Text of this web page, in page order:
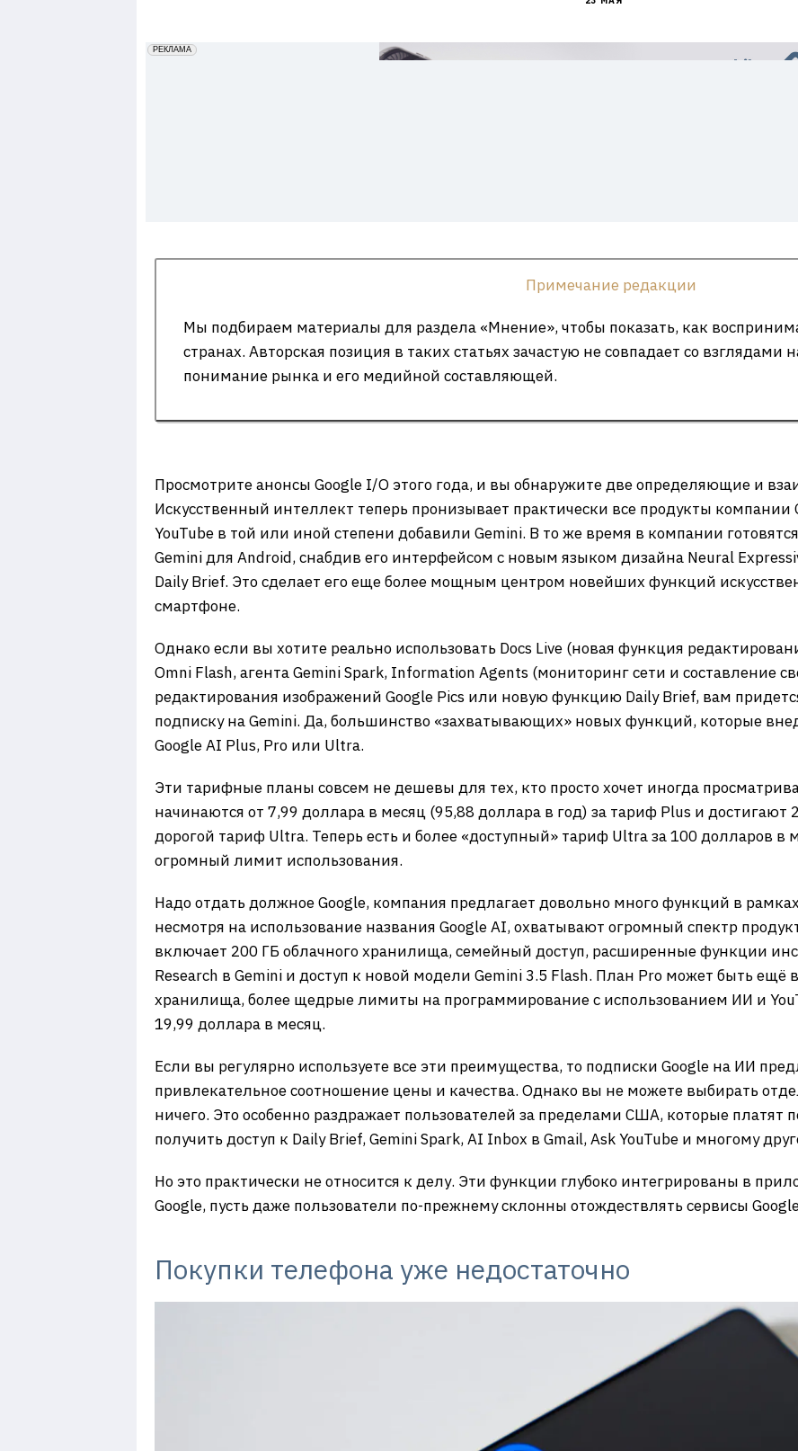
erid: 2VfnxxmNzs5
РЕКЛАМА
Примечание редакции
Мы подбираем материалы для раздела «Мнение», чтобы показать, как
странах. Авторская позиция в таких статьях зачастую не совпадает со
понимание рынка и его медийной составляющей.
Просмотрите анонсы Google I/O этого года, и вы обнаружите две определяющие и
Искусственный интеллект теперь пронизывает практически все продукты компании
YouTube в той или иной степени добавили Gemini. В то же время в компании
Gemini для Android, снабдив его интерфейсом с новым языком дизайна Neural
Daily Brief. Это сделает его еще более мощным центром новейших функций
смартфоне.
Однако если вы хотите реально использовать Docs Live (новая функция
Omni Flash, агента Gemini Spark, Information Agents (мониторинг сети и составление
редактирования изображений Google Pics или новую функцию Daily Brief, вам
подписку на Gemini. Да, большинство «захватывающих» новых функций, которые
Google AI Plus, Pro или Ultra.
Эти тарифные планы совсем не дешевы для тех, кто просто хочет иногда
начинаются от 7,99 доллара в месяц (95,88 доллара в год) за тариф Plus и
дорогой тариф Ultra. Теперь есть и более «доступный» тариф Ultra за 100 долларов в
огромный лимит использования.
Надо отдать должное Google, компания предлагает довольно много функций в
несмотря на использование названия Google AI, охватывают огромный спектр
включает 200 ГБ облачного хранилища, семейный доступ, расширенные функции
Research в Gemini и доступ к новой модели Gemini 3.5 Flash. План Pro может быть
хранилища, более щедрые лимиты на программирование с использованием ИИ и
19,99 доллара в месяц.
Если вы регулярно используете все эти преимущества, то подписки Google на ИИ
привлекательное соотношение цены и качества. Однако вы не можете выбирать
ничего. Это особенно раздражает пользователей за пределами США, которые платят
получить доступ к Daily Brief, Gemini Spark, AI Inbox в Gmail, Ask YouTube и многому
Но это практически не относится к делу. Эти функции глубоко интегрированы в
Google, пусть даже пользователи по-прежнему склонны отождествлять сервисы
Покупки телефона уже недостаточно